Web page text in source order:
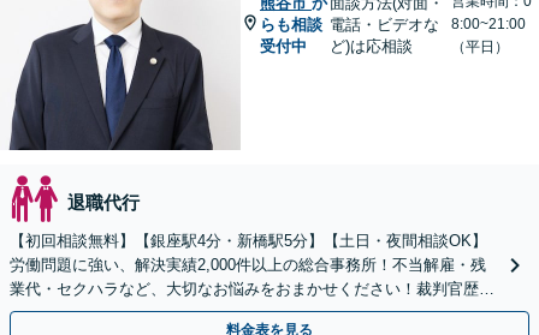
らも相談
受付中
電話・ビデオな
ど)は応相談
8:00~21:00
（平日）
退職代行
【初回相談無料】【銀座駅4分・新橋駅5分】【土日・夜間相談OK】
労働問題に強い、解決実績2,000件以上の総合事務所！不当解雇・残
業代・セクハラなど、大切なお悩みをおまかせください！裁判官歴35
年のベテラン弁護士在籍！
料金表を見る